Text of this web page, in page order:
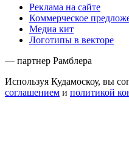
Реклама на сайте
Коммерческое
Медиа кит
Логотипы в векторе
— партнер Рамблера
Используя Кудамоскоу, вы
соглашением и политикой